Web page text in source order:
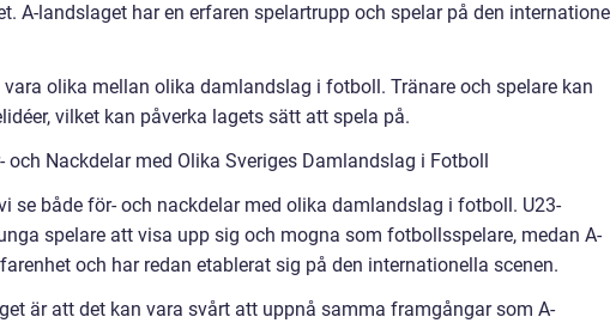
A-landslaget har en erfaren spelartrupp och spelar på den
olika mellan olika damlandslag i fotboll. Tränare och spelare kan
vilket kan påverka lagets sätt att spela på.
och Nackdelar med Olika Sveriges Damlandslag i Fotboll
se både för- och nackdelar med olika damlandslag i fotboll. U23-
spelare att visa upp sig och mogna som fotbollsspelare, medan A-
och har redan etablerat sig på den internationella scenen.
är att det kan vara svårt att uppnå samma framgångar som A-